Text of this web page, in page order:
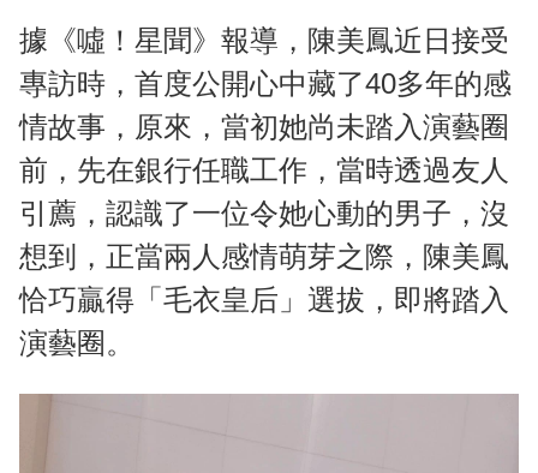
據《噓！星聞》報導，陳美鳳近日接受
專訪時，首度公開心中藏了40多年的感
情故事，原來，當初她尚未踏入演藝圈
前，先在銀行任職工作，當時透過友人
引薦，認識了一位令她心動的男子，沒
想到，正當兩人感情萌芽之際，陳美鳳
恰巧贏得「毛衣皇后」選拔，即將踏入
演藝圈。